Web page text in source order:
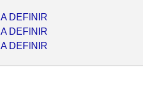
A DEFINIR
A DEFINIR
A DEFINIR